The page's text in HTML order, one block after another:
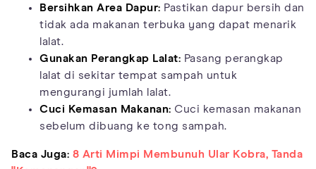
Bersihkan Area Dapur: Pastikan dapur bersih dan
tidak ada makanan terbuka yang dapat menarik
lalat.
Gunakan Perangkap Lalat: Pasang perangkap
lalat di sekitar tempat sampah untuk
mengurangi jumlah lalat.
Cuci Kemasan Makanan: Cuci kemasan makanan
sebelum dibuang ke tong sampah.
Baca Juga: 8 Arti Mimpi Membunuh Ular Kobra, Tanda